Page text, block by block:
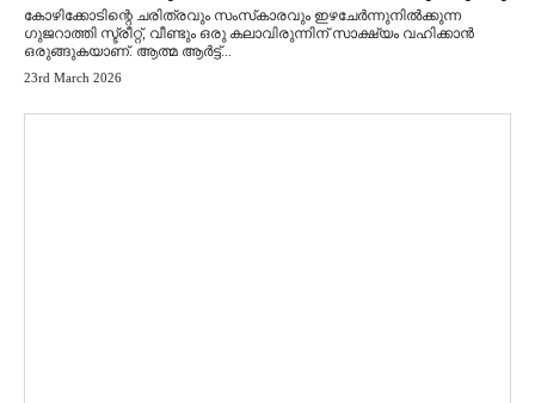
കോഴിക്കോടിന്റെ ചരിത്രവും സംസ്‌കാരവും ഇഴചേർന്നുനിൽക്കുന്ന
ഗുജറാത്തി സ്ട്രീറ്റ്, വീണ്ടും ഒരു കലാവിരുന്നിന് സാക്ഷ്യം വഹിക്കാൻ
ഒരുങ്ങുകയാണ്. ആത്മ ആർട്ട്...
23rd March 2026